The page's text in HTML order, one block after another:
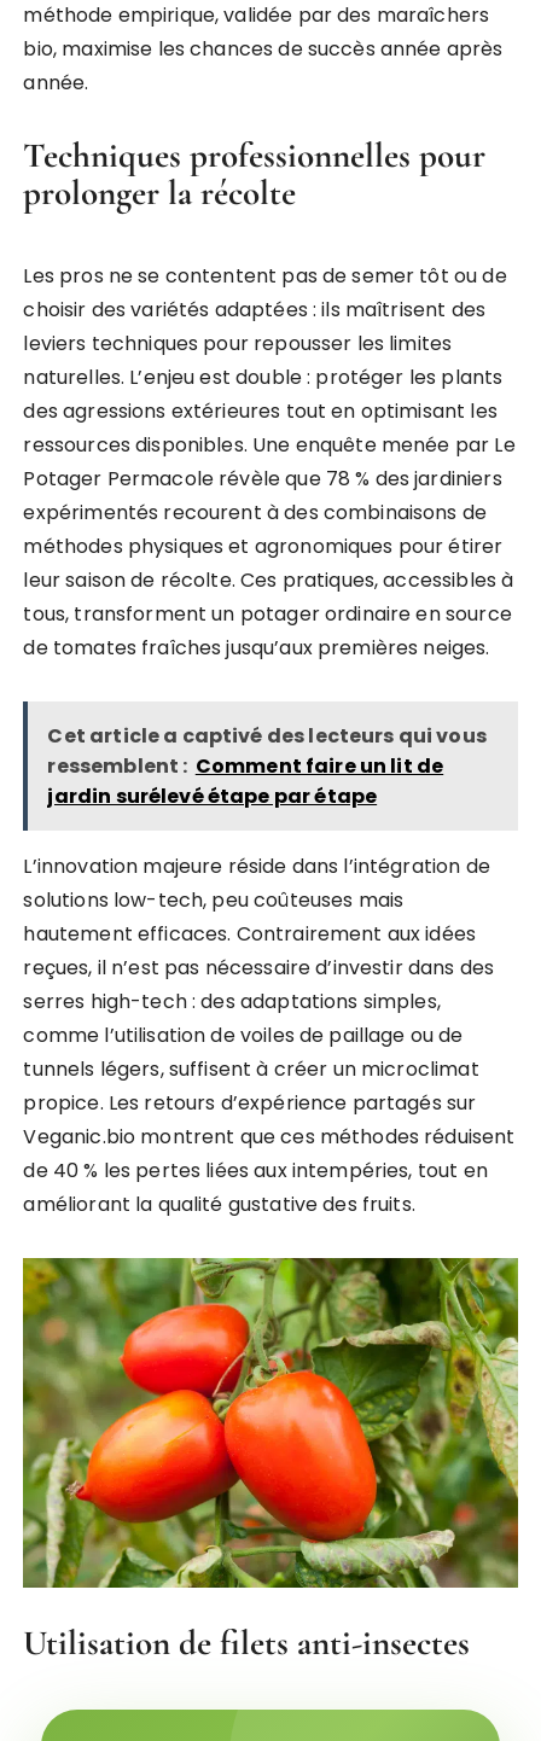
méthode empirique, validée par des maraîchers
bio, maximise les chances de succès année après
année.
Techniques professionnelles pour
prolonger la récolte
Les pros ne se contentent pas de semer tôt ou de
choisir des variétés adaptées : ils maîtrisent des
leviers techniques pour repousser les limites
naturelles. L’enjeu est double : protéger les plants
des agressions extérieures tout en optimisant les
ressources disponibles. Une enquête menée par Le
Potager Permacole révèle que 78 % des jardiniers
expérimentés recourent à des combinaisons de
méthodes physiques et agronomiques pour étirer
leur saison de récolte. Ces pratiques, accessibles à
tous, transforment un potager ordinaire en source
de tomates fraîches jusqu’aux premières neiges.
Cet article a captivé des lecteurs qui vous
ressemblent : Comment faire un lit de
jardin surélevé étape par étape
L’innovation majeure réside dans l’intégration de
solutions low-tech, peu coûteuses mais
hautement efficaces. Contrairement aux idées
reçues, il n’est pas nécessaire d’investir dans des
serres high-tech : des adaptations simples,
comme l’utilisation de voiles de paillage ou de
tunnels légers, suffisent à créer un microclimat
propice. Les retours d’expérience partagés sur
Veganic.bio montrent que ces méthodes réduisent
de 40 % les pertes liées aux intempéries, tout en
améliorant la qualité gustative des fruits.
Utilisation de filets anti-insectes